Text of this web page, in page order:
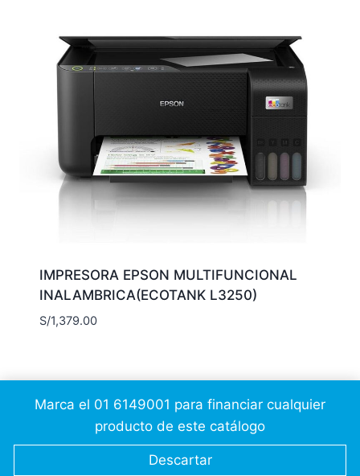
Marca el 01 6149001 para financiar cualquier
producto de este catálogo
Descartar
IMPRESORA EPSON MULTIFUNCIONAL
INALAMBRICA(ECOTANK L3250)
S/1,379.00
© 2026 Cálidda CSCJesusAP